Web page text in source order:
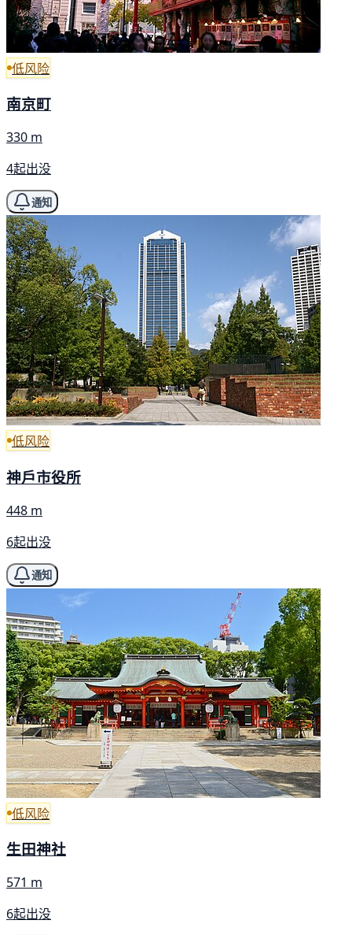
低风险
南京町
330 m
4起出没
通知
低风险
神戶市役所
448 m
6起出没
通知
低风险
生田神社
571 m
6起出没